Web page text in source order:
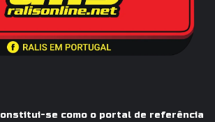
se como o portal de referência